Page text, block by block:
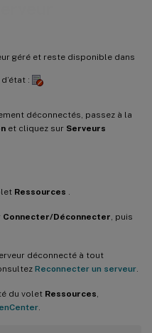
géré et reste disponible dans
:
déconnectés, passez à la
et cliquez sur Serveurs
Ressources
Connecter/Déconnecter , puis
déconnecté à tout
Reconnecter un serveur
du volet Ressources